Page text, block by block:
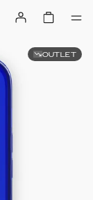
OUTLET